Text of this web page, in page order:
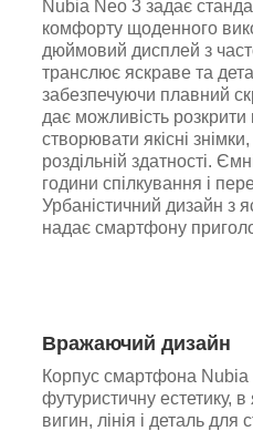
Nubia Neo 3 задає
комфорту щоденного
дюймовий дисплей з
транслює яскраве та
забезпечуючи плавний
дає можливість розкрити
створювати якісні
роздільній здатності.
години спілкування і
Урбаністичний дизайн з
надає смартфону
Вражаючий дизайн
Корпус смартфона Nubia
футуристичну естетику,
вигин, лінія і деталь для